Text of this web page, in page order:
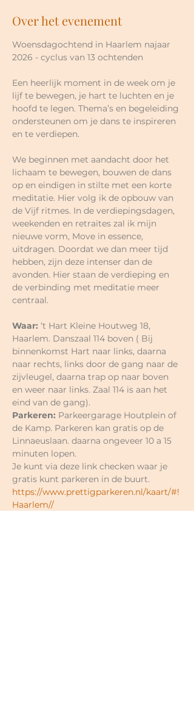
Over het evenement
Woensdagochtend in Haarlem najaar
2026 - cyclus van 13 ochtenden
Een heerlijk moment in de week om je
lijf te bewegen, je hart te luchten en je
hoofd te legen. Thema’s en begeleiding
ondersteunen om je dans te inspireren
en te verdiepen.
We beginnen met aandacht door het
lichaam te bewegen, bouwen de dans
op en eindigen in stilte met een korte
meditatie. Hier volg ik de opbouw van
de Vijf ritmes. In de verdiepingsdagen,
weekenden en retraites zal ik mijn
nieuwe vorm, Move in essence,
uitdragen. Doordat we dan meer tijd
hebben, zijn deze intenser dan de
avonden. Hier staan de verdieping en
de verbinding met meditatie meer
centraal.
Waar: ‘t Hart Kleine Houtweg 18,
Haarlem. Danszaal 114 boven ( Bij
binnenkomst Hart naar links, daarna
naar rechts, links door de gang naar de
zijvleugel, daarna trap op naar boven
en weer naar links. Zaal 114 is aan het
eind van de gang).
Parkeren: Parkeergarage Houtplein of
de Kamp. Parkeren kan gratis op de
Linnaeuslaan. daarna ongeveer 10 a 15
minuten lopen.
Je kunt via deze link checken waar je
gratis kunt parkeren in de buurt.
https://www.prettigparkeren.nl/kaart/#!
Haarlem//